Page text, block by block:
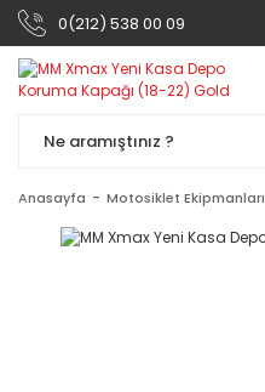
0(212) 538 00 09
Anasayfa Motosiklet Ekipmanları